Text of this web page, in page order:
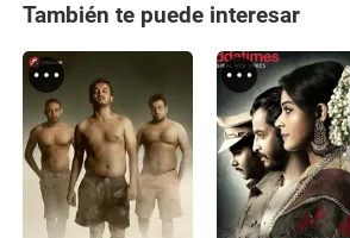
También te puede interesar